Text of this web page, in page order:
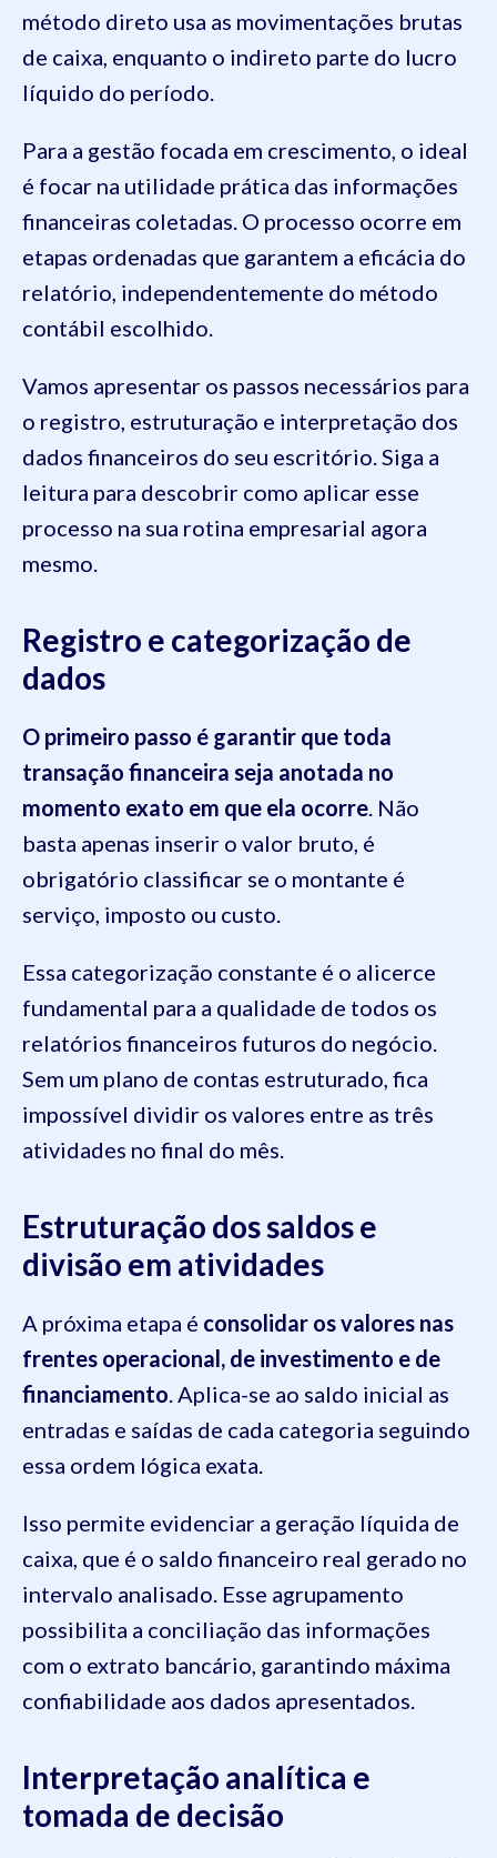
método direto usa as movimentações brutas
de caixa, enquanto o indireto parte do lucro
líquido do período.
Para a gestão focada em crescimento, o ideal
é focar na utilidade prática das informações
financeiras coletadas. O processo ocorre em
etapas ordenadas que garantem a eficácia do
relatório, independentemente do método
contábil escolhido.
Vamos apresentar os passos necessários para
o registro, estruturação e interpretação dos
dados financeiros do seu escritório. Siga a
leitura para descobrir como aplicar esse
processo na sua rotina empresarial agora
mesmo.
Registro e categorização de
dados
O primeiro passo é garantir que toda
transação financeira seja anotada no
momento exato em que ela ocorre. Não
basta apenas inserir o valor bruto, é
obrigatório classificar se o montante é
serviço, imposto ou custo.
Essa categorização constante é o alicerce
fundamental para a qualidade de todos os
relatórios financeiros futuros do negócio.
Sem um plano de contas estruturado, fica
impossível dividir os valores entre as três
atividades no final do mês.
Estruturação dos saldos e
divisão em atividades
A próxima etapa é consolidar os valores nas
frentes operacional, de investimento e de
financiamento. Aplica-se ao saldo inicial as
entradas e saídas de cada categoria seguindo
essa ordem lógica exata.
Isso permite evidenciar a geração líquida de
caixa, que é o saldo financeiro real gerado no
intervalo analisado. Esse agrupamento
possibilita a conciliação das informações
com o extrato bancário, garantindo máxima
confiabilidade aos dados apresentados.
Interpretação analítica e
tomada de decisão